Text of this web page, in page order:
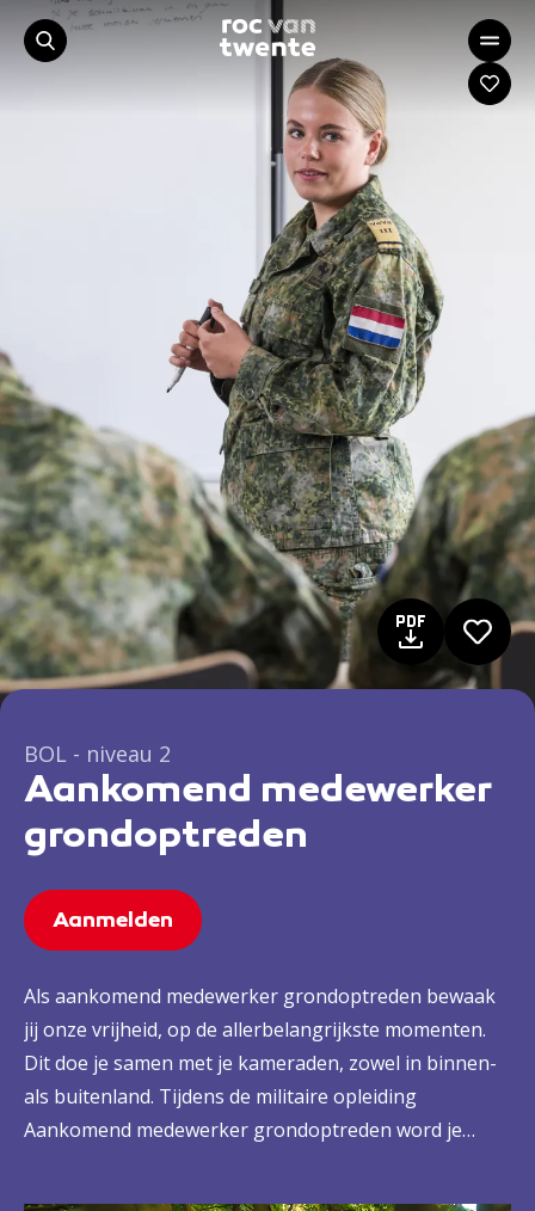
BOL - niveau 2
Aankomend medewerker
grondoptreden
Aanmelden
Als aankomend medewerker grondoptreden bewaak
jij onze vrijheid, op de allerbelangrijkste momenten.
Dit doe je samen met je kameraden, zowel in binnen-
als buitenland. Tijdens de militaire opleiding
Aankomend medewerker grondoptreden word je